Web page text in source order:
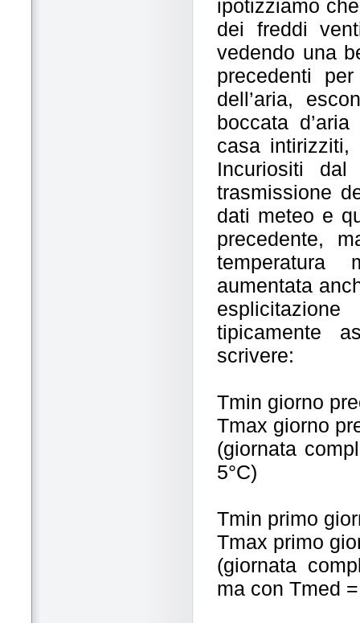
ipotizziamo
dei freddi
vedendo una
precedenti
dell’aria,
boccata
casa intirizziti,
Incuriositi
trasmissione
dati meteo e
precedente,
aumentata
tipicamente
scrivere:
Tmin giorno
Tmax giorno
(giornata
5°C)
Tmin primo
Tmax primo
(giornata
ma con Tmed